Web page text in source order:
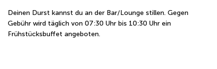
Deinen Durst kannst du an der Bar/Lounge stillen. Gegen
Gebühr wird täglich von 07:30 Uhr bis 10:30 Uhr ein
Frühstücksbuffet angeboten.